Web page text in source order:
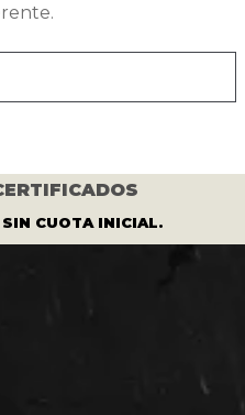
SIN CUOTA INICIAL.